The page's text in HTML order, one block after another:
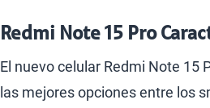
Redmi Note 15 Pro
El nuevo celular Redmi Note 15
las mejores opciones entre los